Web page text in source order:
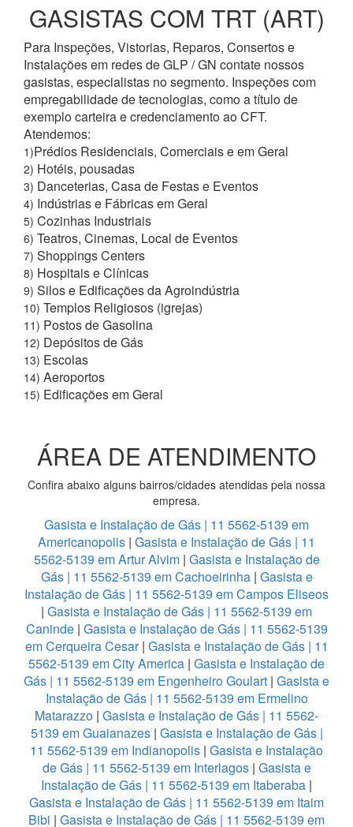
GASISTAS COM TRT (ART)
Para Inspeções, Vistorias, Reparos, Consertos e
Instalações em redes de GLP / GN contate nossos
gasistas, especialistas no segmento. Inspeções com
empregabilidade de tecnologias, como a título de
exemplo carteira e credenciamento ao CFT.
Atendemos:
1)Prédios Residenciais, Comerciais e em Geral
2) Hotéis, pousadas
3) Danceterias, Casa de Festas e Eventos
4) Indústrias e Fábricas em Geral
5) Cozinhas Industriais
6) Teatros, Cinemas, Local de Eventos
7) Shoppings Centers
8) Hospitais e Clínicas
9) Silos e Edificações da Agroindústria
10) Templos Religiosos (igrejas)
11) Postos de Gasolina
12) Depósitos de Gás
13) Escolas
14) Aeroportos
15) Edificações em Geral
ÁREA DE ATENDIMENTO
Confira abaixo alguns bairros/cidades atendidas pela nossa
empresa.
Gasista e Instalação de Gás | 11 5562-5139 em
Americanopolis | Gasista e Instalação de Gás | 11
5562-5139 em Artur Alvim | Gasista e Instalação de
Gás | 11 5562-5139 em Cachoeirinha| Gasista e
Instalação de Gás | 11 5562-5139 em Campos Eliseos
| Gasista e Instalação de Gás | 11 5562-5139 em
Caninde| Gasista e Instalação de Gás | 11 5562-5139
em Cerqueira Cesar| Gasista e Instalação de Gás | 11
5562-5139 em City America | Gasista e Instalação de
Gás | 11 5562-5139 em Engenheiro Goulart | Gasista e
Instalação de Gás | 11 5562-5139 em Ermelino
Matarazzo | Gasista e Instalação de Gás | 11 5562-
5139 em Guaianazes| Gasista e Instalação de Gás |
11 5562-5139 em Indianopolis | Gasista e Instalação
de Gás | 11 5562-5139 em Interlagos| Gasista e
Instalação de Gás | 11 5562-5139 em Itaberaba |
Gasista e Instalação de Gás | 11 5562-5139 em Itaim
Bibi | Gasista e Instalação de Gás | 11 5562-5139 em